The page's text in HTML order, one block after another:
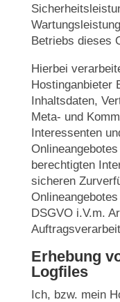
Betriebs dieses
Hierbei
Hostinganbieter
Inhaltsdaten,
Meta- und
Interessenten
berechtigten
sicheren
DSGVO i.V.m.
Erhebung
Logfiles
Ich, bzw. mein